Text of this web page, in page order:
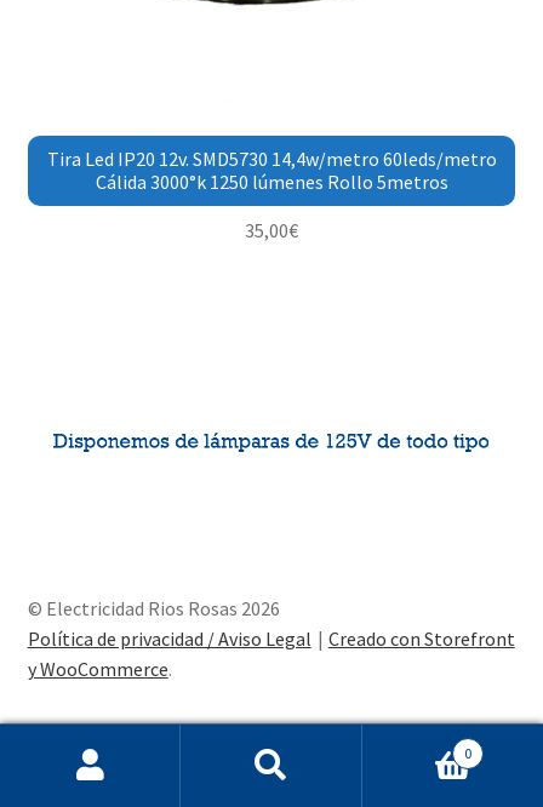
Tira Led IP20 12v. SMD5730 14,4w/metro 60leds/metro
Cálida 3000°k 1250 lúmenes Rollo 5metros
35,00€
© Electricidad Rios Rosas 2026
Política de privacidad / Aviso Legal
Creado con Storefront
y WooCommerce.
0